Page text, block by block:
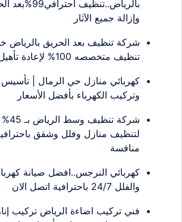
بالرياض..تنظيف
وإزالة جميع الآثار
شركة تنظيف بعد الحريق بالرياض
تنظيف متخصصه 100% لإعادة تأهيل المنازل
كهربائي منازل حي الرمال | تأسيس
وتركيب الكهرباء بأفضل الأسعار
شركة
لتنظيف منازل وفلل وشقق
منافسة
كهربائي النرجس..افضل صيانة
والفلل 24/7 باحترافية اتصل الان
فني تركيب اضاءة الرياض تركيب